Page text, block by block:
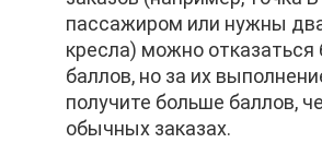
пассажиром или нужны
кресла) можно отказаться
баллов, но за их
получите больше баллов,
обычных заказах.
пассажиром или нужны
кресла) можно отказаться
баллов, но за их
получите больше баллов,
обычных заказах.
пассажиром или нужны
кресла) можно отказаться
баллов, но за их
получите больше баллов,
обычных заказах.